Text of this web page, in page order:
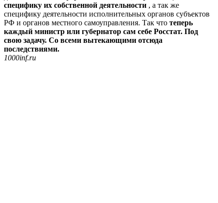
специфику их собственной деятельности , а так же
специфику деятельности исполнительных органов субъектов
РФ и органов местного самоуправления. Так что теперь
каждый министр или губернатор сам себе Росстат. Под
свою задачу. Со всеми вытекающими отсюда
последствиями.
1000inf.ru